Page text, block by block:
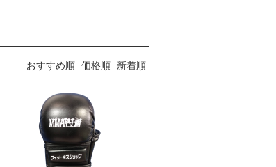
おすすめ順 価格順 新着順